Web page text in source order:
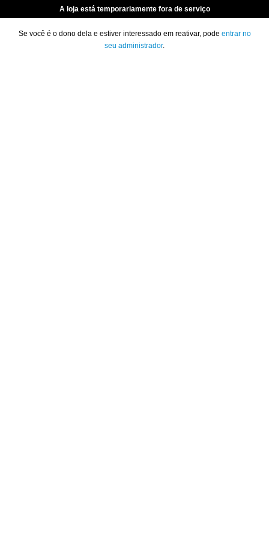
A loja está temporariamente fora de serviço
Se você é o dono dela e estiver interessado em reativar, pode entrar no
seu administrador.